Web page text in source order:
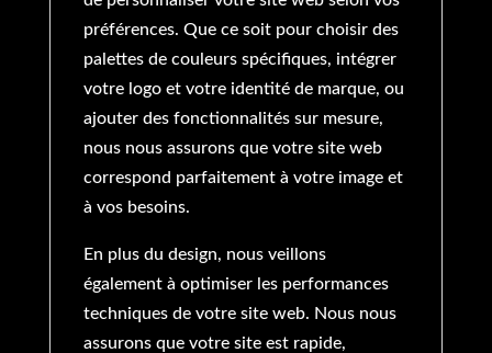
préférences. Que ce soit pour choisir des
palettes de couleurs spécifiques, intégrer
votre logo et votre identité de marque, ou
ajouter des fonctionnalités sur mesure,
nous nous assurons que votre site web
correspond parfaitement à votre image et
à vos besoins.
En plus du design, nous veillons
également à optimiser les performances
techniques de votre site web. Nous nous
assurons que votre site est rapide,